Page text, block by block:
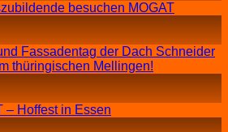
besuchen MOGAT
Fassadentag der Dach Schneider
thüringischen Mellingen!
– Hoffest in Essen